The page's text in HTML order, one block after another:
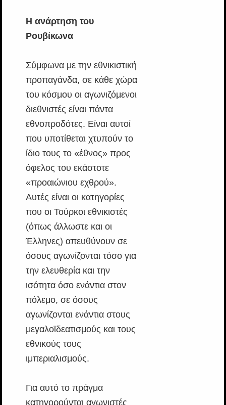
Η ανάρτηση του
Ρουβίκωνα
Σύμφωνα με την εθνικιστική
προπαγάνδα, σε κάθε χώρα
του κόσμου οι αγωνιζόμενοι
διεθνιστές είναι πάντα
εθνοπροδότες. Είναι αυτοί
που υποτίθεται χτυπούν το
ίδιο τους το «έθνος» προς
όφελος του εκάστοτε
«προαιώνιου εχθρού».
Αυτές είναι οι κατηγορίες
που οι Τούρκοι εθνικιστές
(όπως άλλωστε και οι
Έλληνες) απευθύνουν σε
όσους αγωνίζονται τόσο για
την ελευθερία και την
ισότητα όσο ενάντια στον
πόλεμο, σε όσους
αγωνίζονται ενάντια στους
μεγαλοϊδεατισμούς και τους
εθνικούς τους
ιμπεριαλισμούς.
Για αυτό το πράγμα
κατηγορούνται αγωνιστές